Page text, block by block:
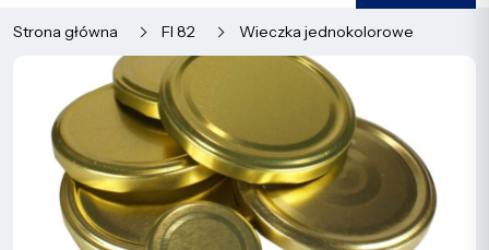
Strona główna FI 82 Wieczka jednokolorowe